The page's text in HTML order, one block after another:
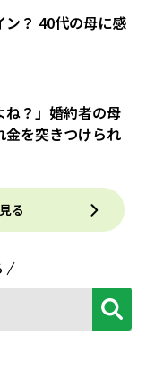
ン？ 40代の母に感
ね？」婚約者の母
金を突きつけられ
る